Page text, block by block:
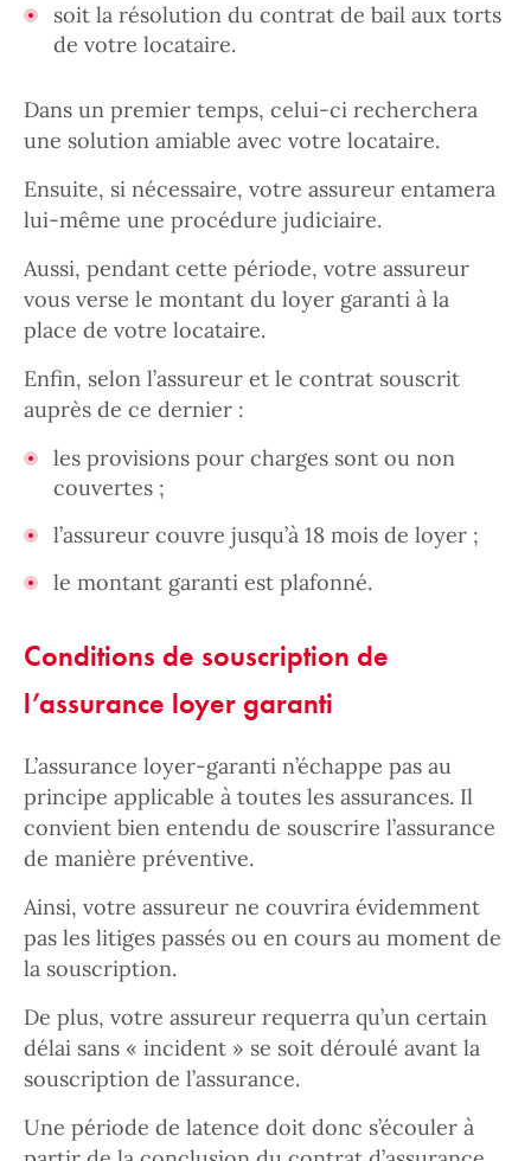
soit la résolution du contrat de bail aux torts
de votre locataire.
Dans un premier temps, celui-ci recherchera
une solution amiable avec votre locataire.
Ensuite, si nécessaire, votre assureur entamera
lui-même une procédure judiciaire.
Aussi, pendant cette période, votre assureur
vous verse le montant du loyer garanti à la
place de votre locataire.
Enfin, selon l’assureur et le contrat souscrit
auprès de ce dernier :
les provisions pour charges sont ou non
couvertes ;
l’assureur couvre jusqu’à 18 mois de loyer ;
le montant garanti est plafonné.
Conditions de souscription de
l’assurance loyer garanti
L’assurance loyer-garanti n’échappe pas au
principe applicable à toutes les assurances. Il
convient bien entendu de souscrire l’assurance
de manière préventive.
Ainsi, votre assureur ne couvrira évidemment
pas les litiges passés ou en cours au moment de
la souscription.
De plus, votre assureur requerra qu’un certain
délai sans « incident » se soit déroulé avant la
souscription de l’assurance.
Une période de latence doit donc s’écouler à